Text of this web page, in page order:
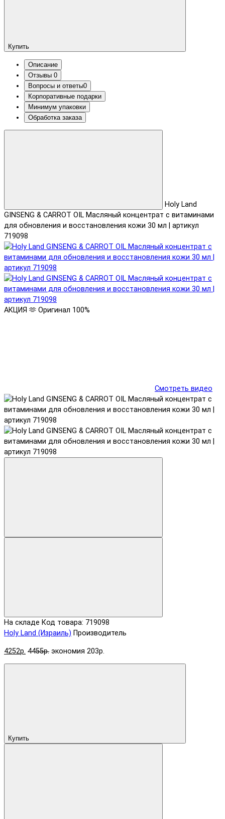
Купить
Описание
Отзывы 0
Вопросы и ответы0
Корпоративные подарки
Минимум упаковки
Обработка заказа
Holy Land
GINSENG & CARROT OIL Масляный концентрат с витаминами
для обновления и восстановления кожи 30 мл | артикул
719098
АКЦИЯ 🫶 Оригинал 100%
Смотреть видео
На складе Код товара: 719098
Holy Land (Израиль) Производитель
4252р. 4455р. экономия 203р.
Купить